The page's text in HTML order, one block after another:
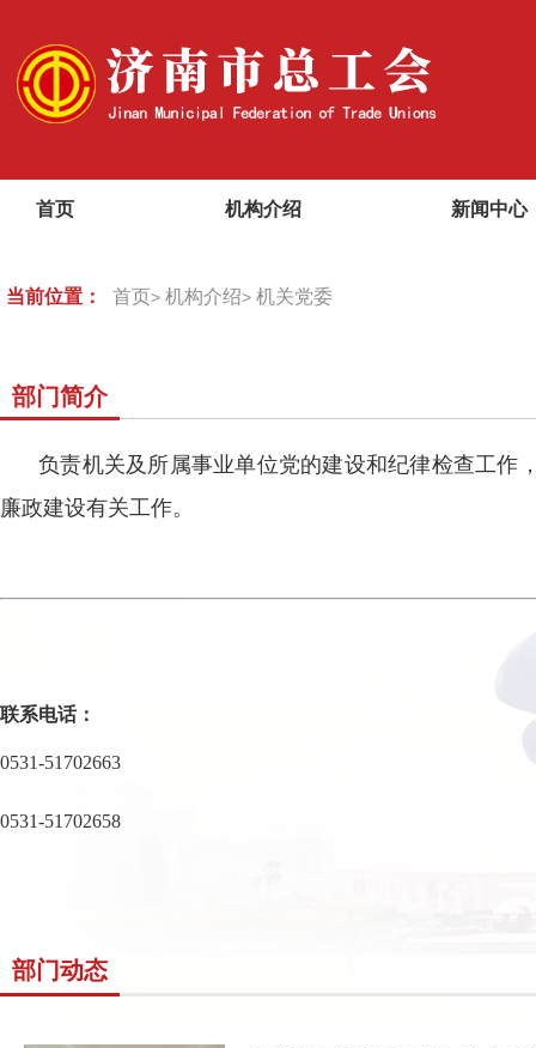
首页 机构介绍 新闻中心
当前位置： 首页> 机构介绍> 机关党委
部门简介
负责机关及所属事业单位党的建设和纪律检查工作
廉政建设有关工作。
联系电话：
0531-51702663
0531-51702658
部门动态